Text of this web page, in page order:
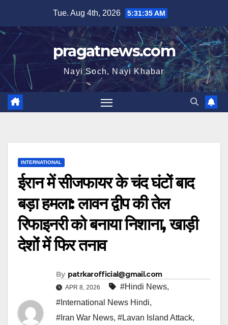
content
Tue. Aug 4th, 2026 5:31:36 AM
pragatnews.com
Nayi Soch, Nayi Khabar
INTERNATIONAL
ईरान में सीजफायर के चंद घंटों बाद
बड़ा हमला: लावन द्वीप की तेल
रिफाइनरी को बनाया निशाना, खाड़ी
देशों में फिर तनाव
By patrkarofficial@gmail.com
APR 8, 2026 #Hindi News,
#International News Hindi,
#Iran War News, #Lavan Island Attack,